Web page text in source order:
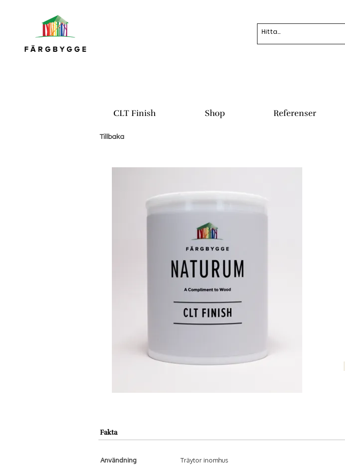
CLT Finish Shop Referenser
Tillbaka
Fakta
Användning
Träytor inomhus